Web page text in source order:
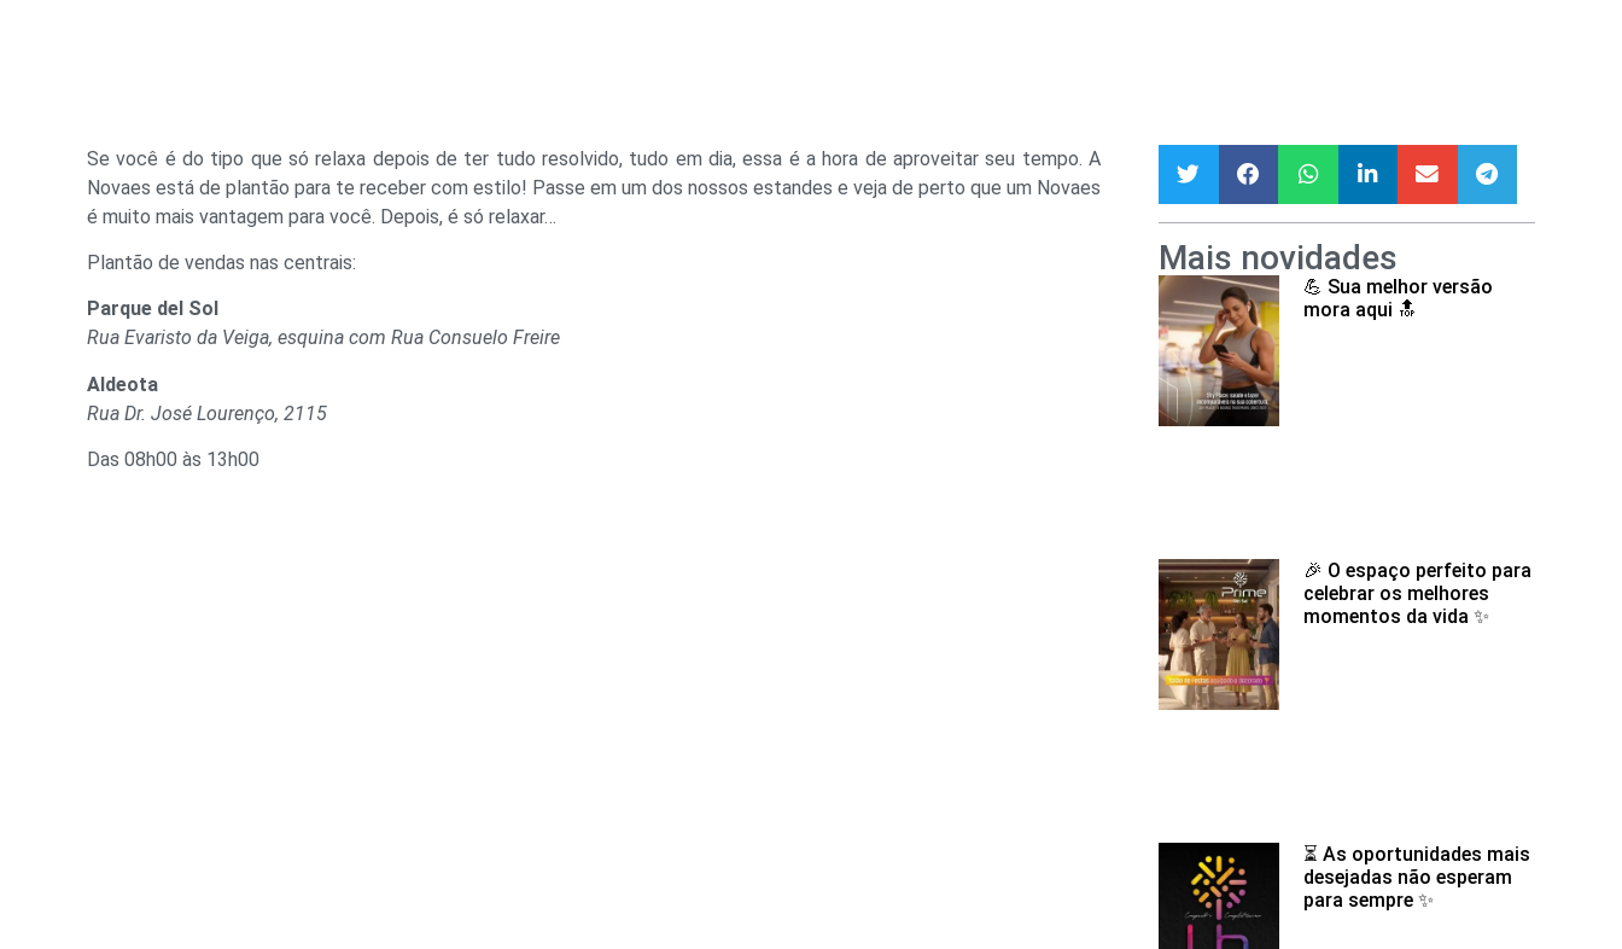
Se você é do tipo que só relaxa depois de ter tudo resolvido, tudo em dia, essa é a hora de aproveitar seu tempo. A
Novaes está de plantão para te receber com estilo! Passe em um dos nossos estandes e veja de perto que um Novaes
é muito mais vantagem para você. Depois, é só relaxar…
Plantão de vendas nas centrais:
Parque del Sol
Rua Evaristo da Veiga, esquina com Rua Consuelo Freire
Aldeota
Rua Dr. José Lourenço, 2115
Das 08h00 às 13h00
Mais novidades
💪 Sua melhor versão
mora aqui 🔝
🎉 O espaço perfeito para
celebrar os melhores
momentos da vida ✨
⏳ As oportunidades mais
desejadas não esperam
para sempre ✨